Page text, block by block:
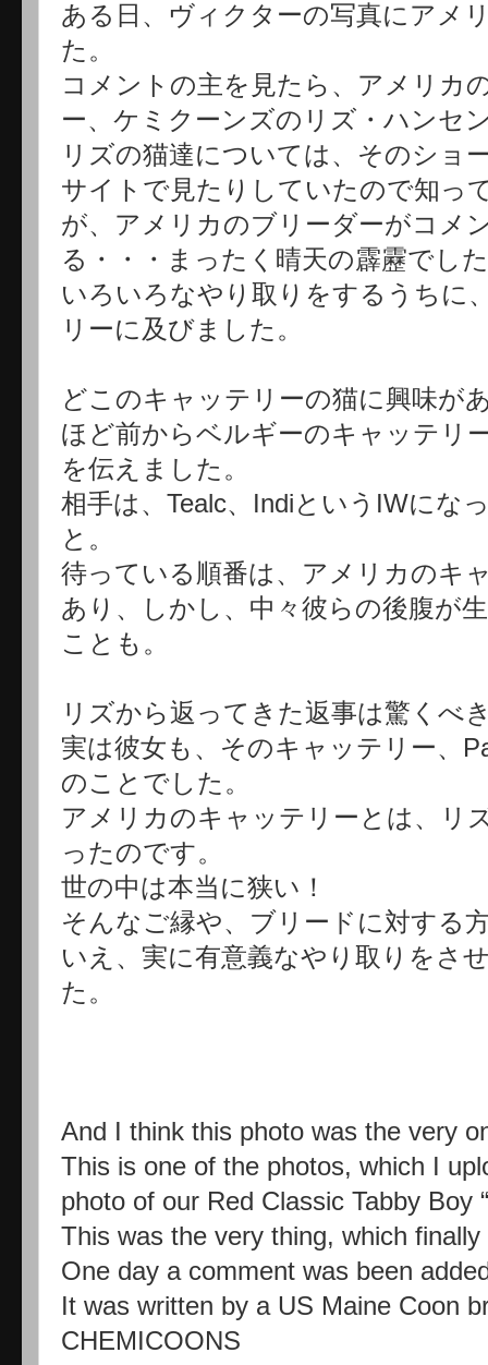
ある日、ヴィクターの写真にアメ
た。
コメントの主を見たら、アメリカ
ー、ケミクーンズのリズ・ハンセ
リズの猫達については、そのショ
サイトで見たりしていたので知っ
が、アメリカのブリーダーがコメ
る・・・まったく晴天の霹靂でし
いろいろなやり取りをするうちに
リーに及びました。
どこのキャッテリーの猫に興味が
ほど前からベルギーのキャッテリ
を伝えました。
相手は、Tealc、IndiというIWにな
と。
待っている順番は、アメリカのキ
あり、しかし、中々彼らの後腹が生
ことも。
リズから返ってきた返事は驚くべ
実は彼女も、そのキャッテリー、
のことでした。
アメリカのキャッテリーとは、リ
ったのです。
世の中は本当に狭い！
そんなご縁や、ブリードに対する
いえ、実に有意義なやり取りをさ
た。
And I think this photo was the very
This is one of the photos, which I
photo of our Red Classic Tabby Boy
This was the very thing, which
One day a comment was been
It was written by a US Maine Coon
CHEMICOONS